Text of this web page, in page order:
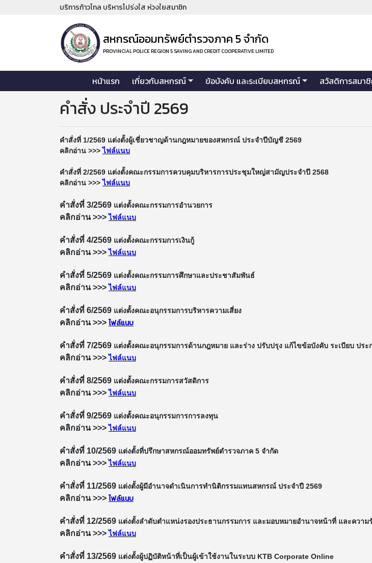
บริการก้าวไกล บริหารโปร่งใส ห่วงใยสมาชิก
สหกรณ์ออมทรัพย์ตำรวจภาค 5 จำกัด
PROVINCIAL POLICE REGION 5 SAVING AND CREDIT COOPERATIVE LIMITED
หน้าแรก เกี่ยวกับสหกรณ์ ข้อบังคับ และระเบียบสหกรณ์ สวัสดิการสมา
คำสั่ง ประจำปี 2569
คำสั่งที่ 1/2569 แต่งตั้งผู้เชี่ยวชาญด้านกฎหมายของสหกรณ์ ประจำปีบัญชี 2569
คลิกอ่าน >>>ไฟล์แนบ
คำสั่งที่ 2/2569 แต่งตั้งคณะกรรมการควบคุมบริหารการประชุมใหญ่สามัญประจำปี 2568
คลิกอ่าน >>>ไฟล์แนบ
คำสั่งที่ 3/2569 แต่งตั้งคณะกรรมการอำนวยการ
คลิกอ่าน >>>ไฟล์แนบ
คำสั่งที่ 4/2569 แต่งตั้งคณะกรรมการเงินกู้
คลิกอ่าน >>>ไฟล์แนบ
คำสั่งที่ 5/2569 แต่งตั้งคณะกรรมการศึกษาและประชาสัมพันธ์
คลิกอ่าน >>>ไฟล์แนบ
คำสั่งที่ 6/2569 แต่งตั้งคณะอนุกรรมการบริหารความเสี่ยง
คลิกอ่าน >>> ไฟล์แนบ
คำสั่งที่ 7/2569 แต่งตั้งคณะอนุกรรมการด้านกฎหมาย และร่าง ปรับปรุง แก้ไขข้อบังคับ ระเบียบ ปร
คลิกอ่าน >>>ไฟล์แนบ
คำสั่งที่ 8/2569 แต่งตั้งคณะกรรมการสวัสดิการ
คลิกอ่าน >>>ไฟล์แนบ
คำสั่งที่ 9/2569 แต่งตั้งคณะอนุกรรมการการลงทุน
คลิกอ่าน >>>ไฟล์แนบ
คำสั่งที่ 10/2569 แต่งตั้งที่ปรึกษาสหกรณ์ออมทรัพย์ตำรวจภาค 5 จำกัด
คลิกอ่าน >>>ไฟล์แนบ
คำสั่งที่ 11/2569 แต่งตั้งผู้มีอำนาจดำเนินการทำนิติกรรมแทนสหกรณ์ ประจำปี 2569
คลิกอ่าน >>> ไฟล์แนบ
คำสั่งที่ 12/2569 แต่งตั้งลำดับตำแหน่งรองประธานกรรมการ และมอบหมายอำนาจหน้าที่ และความ
คลิกอ่าน >>>ไฟล์แนบ
คำสั่งที่ 13/2569 แต่งตั้งผู้ปฏิบัติหน้าที่เป็นผู้เข้าใช้งานในระบบ KTB Corporate Online